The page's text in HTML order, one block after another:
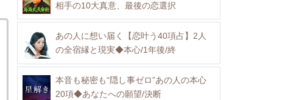
相手の10大真意、最後の恋選択
あの人に想い届く【恋叶う40項占】2人
の全宿縁と現実◆本心/1年後/終
本音も秘密も“隠し事ゼロ”あの人の本心
20項◆あなたへの願望/決断